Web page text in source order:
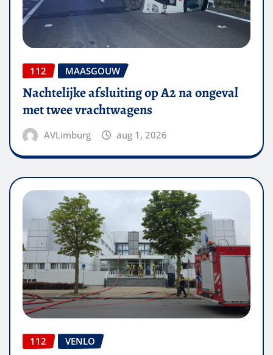
112 MAASGOUW
Nachtelijke afsluiting op A2 na ongeval
met twee vrachtwagens
AVLimburg aug 1, 2026
112 VENLO